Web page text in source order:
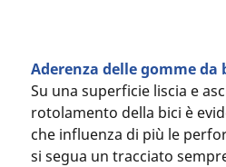
Aderenza delle gomme da
Su una superficie liscia e
rotolamento della bici è
che influenza di più le
si segua un tracciato